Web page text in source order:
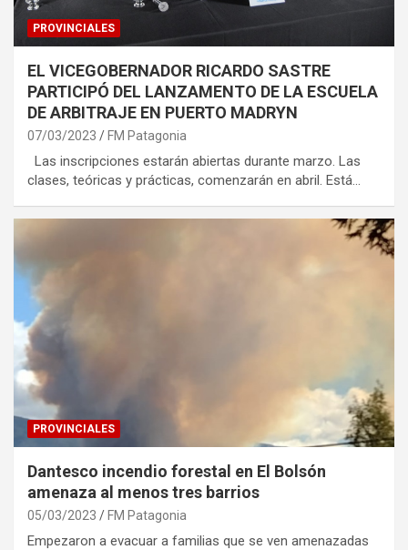
PROVINCIALES
EL VICEGOBERNADOR RICARDO SASTRE
PARTICIPÓ DEL LANZAMENTO DE LA ESCUELA
DE ARBITRAJE EN PUERTO MADRYN
07/03/2023 FM Patagonia
Las inscripciones estarán abiertas durante marzo. Las
clases, teóricas y prácticas, comenzarán en abril. Está…
PROVINCIALES
Dantesco incendio forestal en El Bolsón
amenaza al menos tres barrios
05/03/2023 FM Patagonia
Empezaron a evacuar a familias que se ven amenazadas